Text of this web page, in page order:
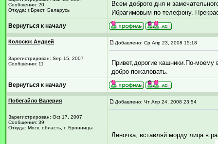
Сообщения: 20
Откуда: г.Брест, Беларусь
Всем доброго дня и
Ибрагимовым по телефону.
Вернуться к началу
Колосюк Андрей
Зарегистрирован: Sep 15, 2007
Сообщения: 11
Добавлено: Ср Апр 23, 2008 15:18
Привет,дорогие кашники.По-
добро пожаловать.
Вернуться к началу
Побегайло Валерия
Зарегистрирован: Oct 17, 2007
Сообщения: 39
Откуда: Моск. область, г. Бронницы
Добавлено: Чт Апр 24, 2008 23:54
Леночка, вставляй морду лица в